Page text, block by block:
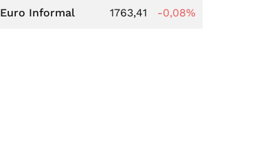
Euro Informal
1763,41 -0,08%